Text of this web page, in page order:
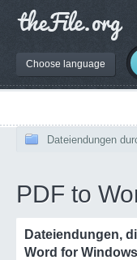
Choose language
Dateiendungen
PDF to
Dateiendungen,
Word for